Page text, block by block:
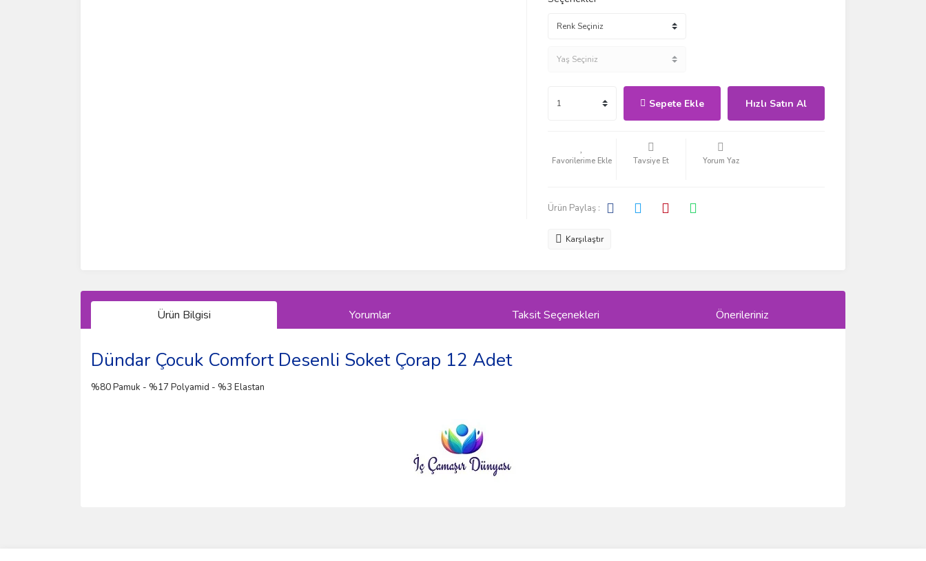
Sepete Ekle Hızlı Satın Al
Tavsiye Et Yorum Yaz
Ürün Paylaş :
Karşılaştır
Ürün Bilgisi Yorumlar Taksit Seçenekleri Önerileriniz
Dündar Çocuk Comfort Desenli Soket Çorap 12 Adet
%80 Pamuk - %17 Polyamid - %3 Elastan